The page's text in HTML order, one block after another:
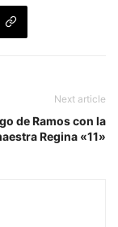
Next article
de Ramos con la
Regina «11»